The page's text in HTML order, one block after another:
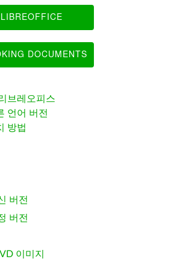
DOCUMENTS
브레오피스
언어 버전
방법
버전
버전
이미지